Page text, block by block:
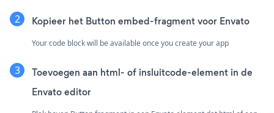
Kopieer het Button embed-fragment voor Envato
Your code block will be available once you create your app
Toevoegen aan html- of insluitcode-element in de
Envato editor